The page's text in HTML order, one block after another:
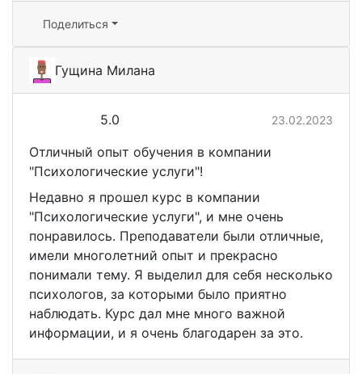
Поделиться
Гущина Милана
5.0 23.02.2023
Отличный опыт обучения в компании
"Психологические услуги"!
Недавно я прошел курс в компании
"Психологические услуги", и мне очень
понравилось. Преподаватели были отличные,
имели многолетний опыт и прекрасно
понимали тему. Я выделил для себя несколько
психологов, за которыми было приятно
наблюдать. Курс дал мне много важной
информации, и я очень благодарен за это.